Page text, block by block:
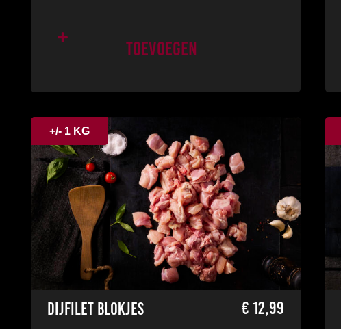
Toevoegen
+/- 1 KG
Dijfilet blokjes € 12,99